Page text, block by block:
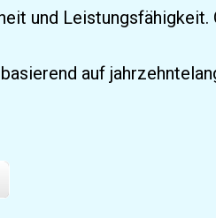
und Leistungsfähigkeit.
auf